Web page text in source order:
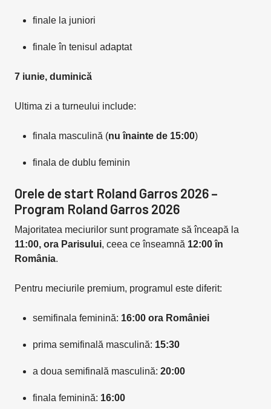
finale la juniori
finale în tenisul adaptat
7 iunie, duminică
Ultima zi a turneului include:
finala masculină (nu înainte de 15:00)
finala de dublu feminin
Orele de start Roland Garros 2026 –
Program Roland Garros 2026
Majoritatea meciurilor sunt programate să înceapă la
11:00, ora Parisului, ceea ce înseamnă 12:00 în
România.
Pentru meciurile premium, programul este diferit:
semifinala feminină: 16:00 ora României
prima semifinală masculină: 15:30
a doua semifinală masculină: 20:00
finala feminină: 16:00